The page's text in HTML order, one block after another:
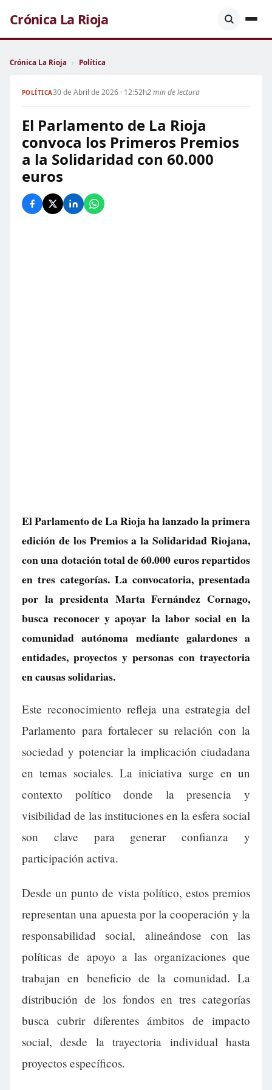
Crónica La Rioja
Crónica La Rioja › Política
POLÍTICA30 de Abril de 2026 · 12:52h2 min de lectura
El Parlamento de La Rioja
convoca los Primeros Premios
a la Solidaridad con 60.000
euros
El Parlamento de La Rioja ha lanzado la primera
edición de los Premios a la Solidaridad Riojana,
con una dotación total de 60.000 euros repartidos
en tres categorías. La convocatoria, presentada
por la presidenta Marta Fernández Cornago,
busca reconocer y apoyar la labor social en la
comunidad autónoma mediante galardones a
entidades, proyectos y personas con trayectoria
en causas solidarias.
Este reconocimiento refleja una estrategia del
Parlamento para fortalecer su relación con la
sociedad y potenciar la implicación ciudadana
en temas sociales. La iniciativa surge en un
contexto político donde la presencia y
visibilidad de las instituciones en la esfera social
son clave para generar confianza y
participación activa.
Desde un punto de vista político, estos premios
representan una apuesta por la cooperación y la
responsabilidad social, alineándose con las
políticas de apoyo a las organizaciones que
trabajan en beneficio de la comunidad. La
distribución de los fondos en tres categorías
busca cubrir diferentes ámbitos de impacto
social, desde la trayectoria individual hasta
proyectos específicos.